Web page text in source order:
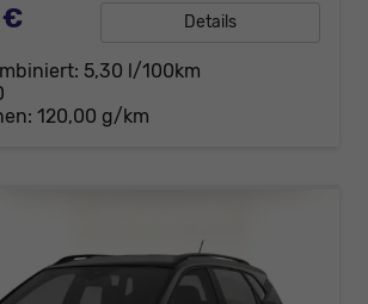
€ Details
5,30 l/100km
120,00 g/km